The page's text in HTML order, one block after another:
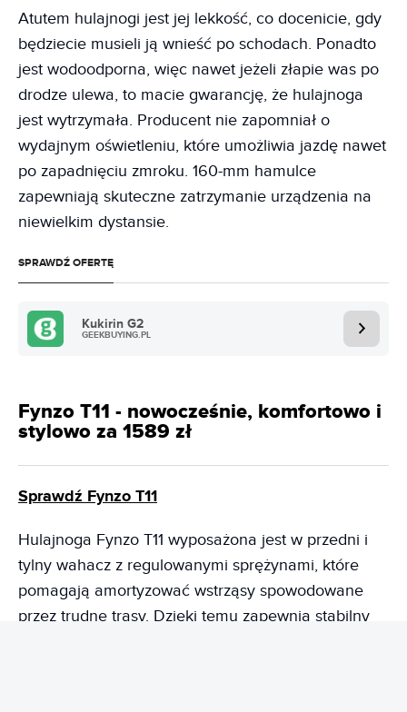
Atutem hulajnogi jest jej lekkość, co docenicie, gdy
będziecie musieli ją wnieść po schodach. Ponadto
jest wodoodporna, więc nawet jeżeli złapie was po
drodze ulewa, to macie gwarancję, że hulajnoga
jest wytrzymała. Producent nie zapomniał o
wydajnym oświetleniu, które umożliwia jazdę nawet
po zapadnięciu zmroku. 160-mm hamulce
zapewniają skuteczne zatrzymanie urządzenia na
niewielkim dystansie.
SPRAWDŹ OFERTĘ
Kukirin G2
GEEKBUYING.PL
Fynzo T11 - nowocześnie, komfortowo i
stylowo za 1589 zł
Sprawdź Fynzo T11
Hulajnoga Fynzo T11 wyposażona jest w przedni i
tylny wahacz z regulowanymi sprężynami, które
pomagają amortyzować wstrząsy spowodowane
przez trudne trasy. Dzięki temu zapewnia stabilny